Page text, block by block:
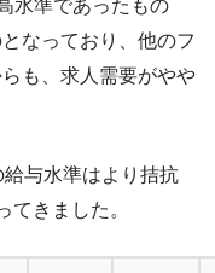
水準であったもの
なっており、他のフ
も、求人需要がやや
与水準はより拮抗
きました。